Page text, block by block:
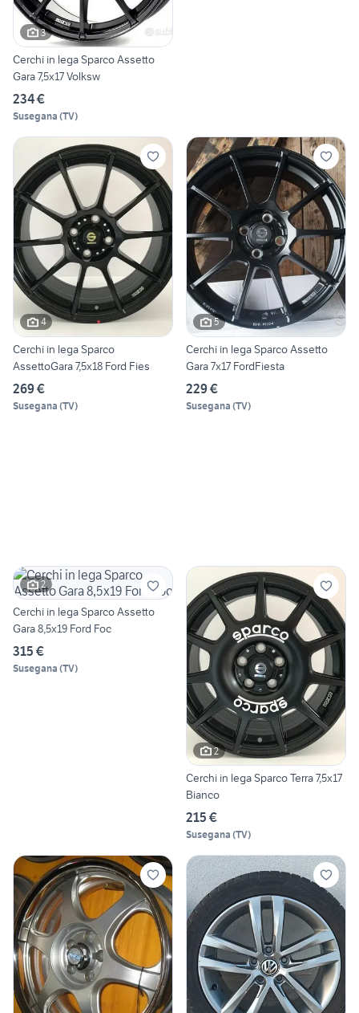
3
Cerchi in lega Sparco Assetto
Gara 7,5x17 Volksw
234 €
Susegana (TV)
4
Cerchi in lega Sparco
AssettoGara 7,5x18 Ford Fies
269 €
Susegana (TV)
5
Cerchi in lega Sparco Assetto
Gara 7x17 FordFiesta
229 €
Susegana (TV)
2
Cerchi in lega Sparco Assetto
Gara 8,5x19 Ford Foc
315 €
Susegana (TV)
2
Cerchi in lega Sparco Terra 7,5x17
Bianco
215 €
Susegana (TV)